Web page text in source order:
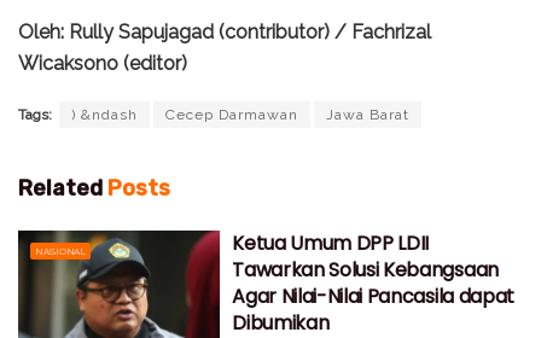
Oleh: Rully Sapujagad (contributor) / Fachrizal
Wicaksono (editor)
Tags: ) &ndash Cecep Darmawan Jawa Barat
Related Posts
NASIONAL
Ketua Umum DPP LDII
Tawarkan Solusi Kebangsaan
Agar Nilai-Nilai Pancasila dapat
Dibumikan